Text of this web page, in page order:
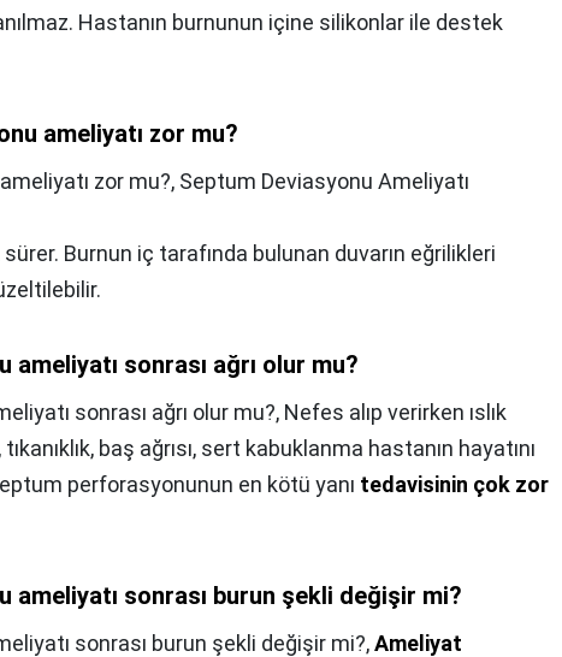
Hastanın burnunun içine silikonlar ile destek
ameliyatı zor mu?
zor mu?, Septum Deviasyonu Ameliyatı
sürer. Burnun iç tarafında bulunan duvarın eğrilikleri
ameliyatı sonrası ağrı olur mu?
sonrası ağrı olur mu?, Nefes alıp verirken ıslık
baş ağrısı, sert kabuklanma hastanın hayatını
perforasyonunun en kötü yanı tedavisinin çok zor
ameliyatı sonrası burun şekli değişir mi?
sonrası burun şekli değişir mi?,Ameliyat